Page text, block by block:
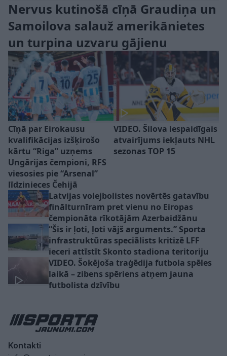
Nervus kutinošā cīņā Graudiņa un
Samoilova salauž amerikānietes
un turpina uzvaru gājienu
Cīņā par Eirokausu
kvalifikācijas izšķirošo
kārtu “Riga” uzņems
Ungārijas čempioni, RFS
viesosies pie “Arsenal”
līdzinieces Čehijā
VIDEO. Šilova iespaidīgais
atvairījums iekļauts NHL
sezonas TOP 15
Latvijas volejbolistes novērtēs gatavību
finālturnīram pret vienu no Eiropas
čempionāta rīkotājām Azerbaidžānu
“Šis ir ļoti, ļoti vājš arguments.” Sporta
infrastruktūras speciālists kritizē LFF
ieceri attīstīt Skonto stadiona teritoriju
VIDEO. Šokējoša traģēdija futbola spēles
laikā – zibens spēriens atņem jauna
futbolista dzīvību
Kontakti